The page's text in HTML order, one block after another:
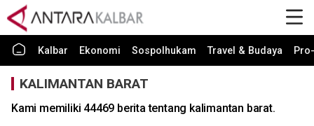
Kalbar Ekonomi Sospolhukam Travel & Budaya
KALIMANTAN BARAT
Kami memiliki 44469 berita tentang kalimantan barat.